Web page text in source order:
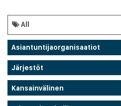
All
Asiantuntijaorganisaatiot
Järjestöt
Kansainvälinen